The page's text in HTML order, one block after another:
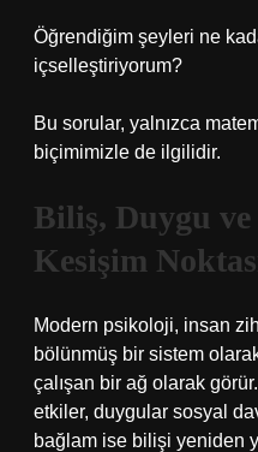
Öğrendiğim şeyleri ne
içselleştiriyorum?
Bu sorular, yalnızca
biçimimizle de ilgilidir.
Biliş, Duygu ve
Kesişim
Modern psikoloji, insan
bölünmüş bir sistem
çalışan bir ağ olarak
etkiler, duygular sosyal
bağlam ise bilişi yeniden